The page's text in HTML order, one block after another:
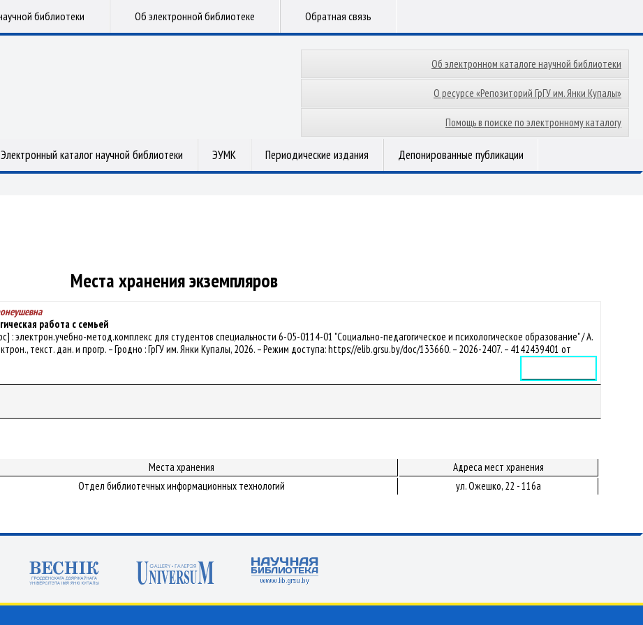
библиотеки Об электронной библиотеке Обратная связь
Об электронном каталоге научной библиотеки
О ресурсе «Репозиторий ГрГУ им. Янки Купалы»
Помощь в поиске по электронному каталогу
Электронный каталог научной библиотеки ЭУМК Периодические издания Депонированные публикации
Места хранения экземпляров
работа с семьей
: электрон.учебно-метод.комплекс для студентов специальности 6-05-0114-01 "Социально-педагогическое и психологическое образование" / А.
текст. дан. и прогр. – Гродно : ГрГУ им. Янки Купалы, 2026. – Режим доступа: https://elib.grsu.by/doc/133660. – 2026-2407. – 4142439401 от
Места хранения
Адреса мест хранения
Отдел библиотечных информационных технологий ул. Ожешко, 22 - 116а